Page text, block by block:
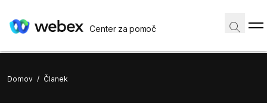
Center za pomoč
Domov / Članek